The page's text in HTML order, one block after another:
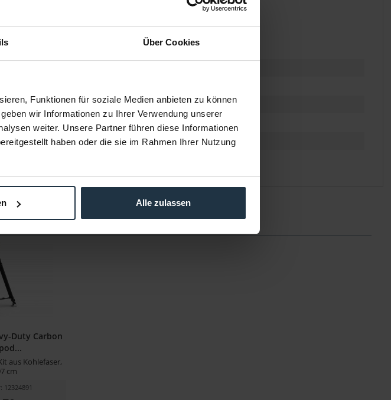
Über Cookies
Funktionen für soziale Medien anbieten zu können
wir Informationen zu Ihrer Verwendung unserer
weiter. Unsere Partner führen diese Informationen
haben oder die sie im Rahmen Ihrer Nutzung
Alle zulassen
75 mm
90° / -60°
94 - 197 cm
990 x 165 x 165 mm
Duty Carbon
aus Kohlefaser,
cm
12324891